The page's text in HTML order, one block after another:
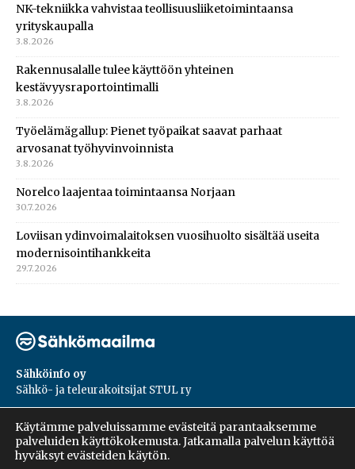
NK-tekniikka vahvistaa teollisuusliiketoimintaansa
yrityskaupalla
3.8.2026
Rakennusalalle tulee käyttöön yhteinen
kestävyysraportointimalli
3.8.2026
Työelämägallup: Pienet työpaikat saavat parhaat
arvosanat työhyvinvoinnista
3.8.2026
Norelco laajentaa toimintaansa Norjaan
30.7.2026
Loviisan ydinvoimalaitoksen vuosihuolto sisältää useita
modernisointihankkeita
29.7.2026
Sähköinfo oy
Sähkö- ja teleurakoitsijat STUL ry
PL 55, 02601, Espoo
Harakantie 18 B
09 5476 1422
Käytämme palveluissamme evästeitä parantaaksemme
palveluiden käyttökokemusta. Jatkamalla palvelun käyttöä
hyväksyt evästeiden käytön.